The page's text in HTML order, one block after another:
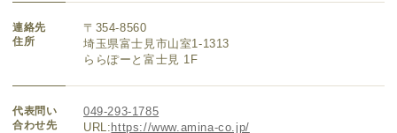
連絡先
住所
〒354-8560
埼玉県富士見市山室1-1313
ららぽーと富士見 1F
代表問い
合わせ先
049-293-1785
URL: https://www.amina-co.jp/